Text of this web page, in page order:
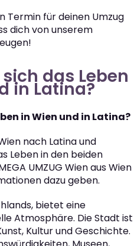
Termin für deinen Umzug
dich von unserem
das Leben
in Latina?
in Wien und in Latina?
nach Latina und
Leben in den beiden
UMZUG Wien aus Wien
dazu geben.
bietet eine
Atmosphäre. Die Stadt ist
Kultur und Geschichte.